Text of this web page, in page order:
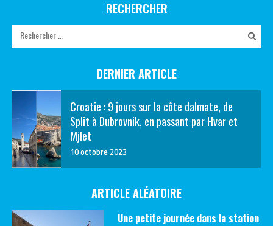
RECHERCHER
DERNIER ARTICLE
Croatie : 9 jours sur la côte dalmate, de
Split à Dubrovnik, en passant par Hvar et
Mjlet
10 octobre 2023
ARTICLE ALÉATOIRE
Une petite journée dans la station